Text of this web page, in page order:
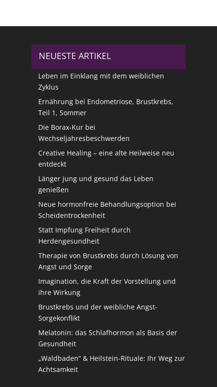
NEUESTE ARTIKEL
Leben im Einklang mit dem weiblichen
Zyklus
Ernährung bei Endometriose, Brustkrebs,
Teil 1, Sommer
Die Borax-Kur bei
Wechseljahresbeschwerden
Creative Healing – eine alte Heilweise neu
entdeckt
Länger jung und gesund das Leben
genießen
Neue hormonfreie Behandlungsoption bei
Scheidentrockenheit
Statt Impfung Freiheit durch
Herdengesundheit
Therapie von Brustkrebs durch Lösung von
Angst und Sorge
Imagination, die Kraft der Vorstellung und
ihre Wirkung
Brustkrebs und der weibliche Angst-
Sorgekonflikt
Melatonin: das Schlafhormon als Basis der
Gesundheit
„Waldbaden“ & Heilstein-Rituale: Ihr Weg zur
Achtsamkeit